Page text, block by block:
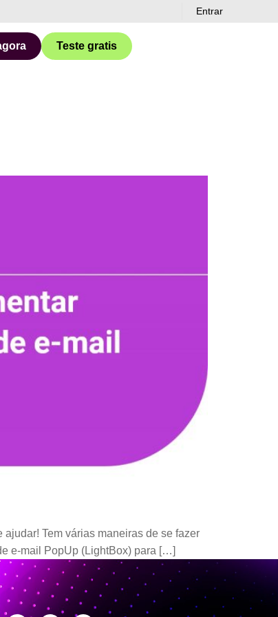
Entrar
Teste gratis
Tem várias maneiras de se fazer
e-mail PopUp (LightBox) para […]